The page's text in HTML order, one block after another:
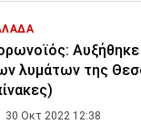
Αυξήθηκε
λυμάτων της
30 Οκτ 2022 12:38